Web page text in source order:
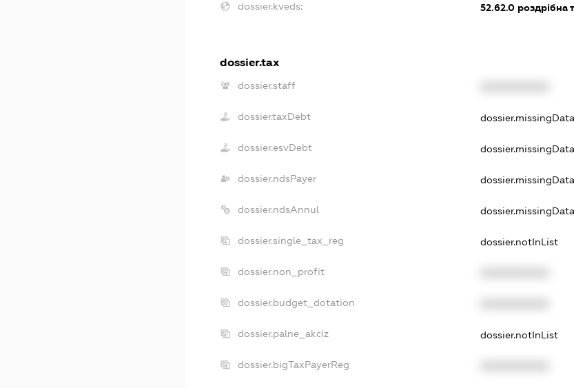
dossier.kveds: 52.62.0 роздрібна
dossier.tax
dossier.staff
dossier.taxDebt dossier.missingData
dossier.esvDebt dossier.missingData
dossier.ndsPayer dossier.missingData
dossier.ndsAnnul dossier.missingData
dossier.single_tax_reg dossier.notInList
dossier.non_profit
dossier.budget_dotation
dossier.palne_akciz dossier.notInList
dossier.bigTaxPayerReg